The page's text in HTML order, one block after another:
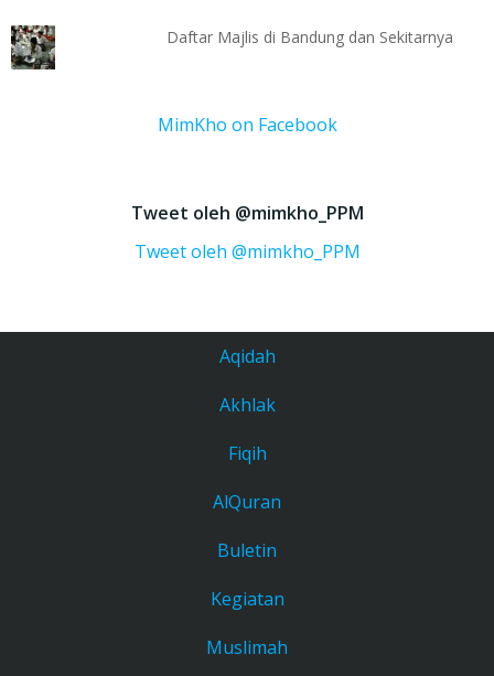
Daftar Majlis di Bandung dan Sekitarnya
MimKho on Facebook
Tweet oleh @mimkho_PPM
Tweet oleh @mimkho_PPM
Aqidah
Akhlak
Fiqih
AlQuran
Buletin
Kegiatan
Muslimah